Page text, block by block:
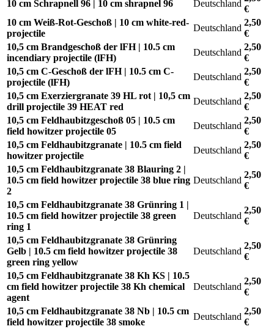
10 cm Schrapnell 96 | 10 cm shrapnel 96
Deutschland
€
10 cm Weiß-Rot-Geschoß | 10 cm white-red-
projectile
Deutschland
2,50
€
10,5 cm Brandgeschoß der lFH | 10.5 cm
incendiary projectile (lFH)
Deutschland
2,50
€
10,5 cm C-Geschoß der lFH | 10.5 cm C-
projectile (lFH)
Deutschland
2,50
€
10,5 cm Exerziergranate 39 HL rot | 10,5 cm
drill projectile 39 HEAT red
Deutschland
2,50
€
10,5 cm Feldhaubitzgeschoß 05 | 10.5 cm
field howitzer projectile 05
Deutschland
2,50
€
10,5 cm Feldhaubitzgranate | 10.5 cm field
howitzer projectile
Deutschland
2,50
€
10,5 cm Feldhaubitzgranate 38 Blauring 2 |
10.5 cm field howitzer projectile 38 blue ring
2
Deutschland
2,50
€
10,5 cm Feldhaubitzgranate 38 Grünring 1 |
10.5 cm field howitzer projectile 38 green
ring 1
Deutschland
2,50
€
10,5 cm Feldhaubitzgranate 38 Grünring
Gelb | 10.5 cm field howitzer projectile 38
green ring yellow
Deutschland
2,50
€
10,5 cm Feldhaubitzgranate 38 Kh KS | 10.5
cm field howitzer projectile 38 Kh chemical
agent
Deutschland
2,50
€
10,5 cm Feldhaubitzgranate 38 Nb | 10.5 cm
field howitzer projectile 38 smoke
Deutschland
2,50
€